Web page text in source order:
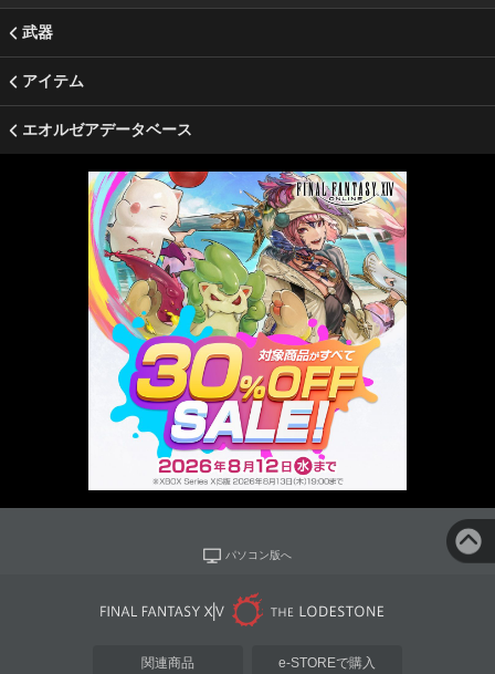
武器
アイテム
エオルゼアデータベース
パソコン版へ
関連商品 e-STOREで購入